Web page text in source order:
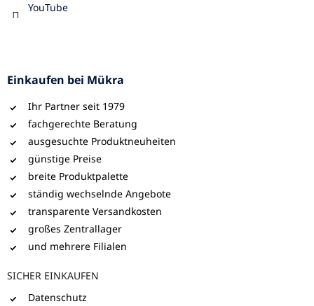
YouTube
Einkaufen bei Mükra
Ihr Partner seit 1979
fachgerechte Beratung
ausgesuchte Produktneuheiten
günstige Preise
breite Produktpalette
ständig wechselnde Angebote
transparente Versandkosten
großes Zentrallager
und mehrere Filialen
SICHER EINKAUFEN
Datenschutz